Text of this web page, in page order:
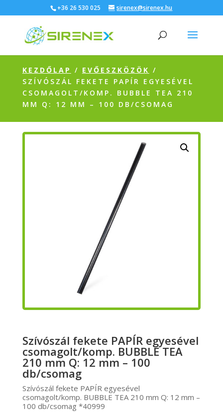
+36 26 530 025 sirenex@sirenex.hu
KEZDŐLAP / EVŐESZKÖZÖK /
SZÍVÓSZÁL FEKETE PAPÍR EGYESÉVEL
CSOMAGOLT/KOMP. BUBBLE TEA 210
MM Q: 12 MM – 100 DB/CSOMAG
Szívószál fekete PAPÍR egyesével
csomagolt/komp. BUBBLE TEA
210 mm Q: 12 mm – 100
db/csomag
Szívószál fekete PAPÍR egyesével
csomagolt/komp. BUBBLE TEA 210 mm Q: 12 mm –
100 db/csomag *40999